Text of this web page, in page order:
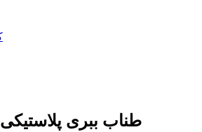
طناب ببری پلاستیکی 3 رشته پلی اتیلن پیچ خورده رنگ زرد و مشکی